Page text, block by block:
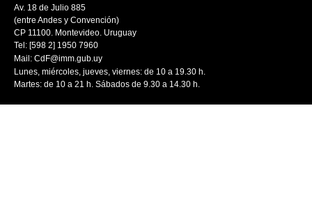
Av. 18 de Julio 885
(entre Andes y Convención)
CP 11100. Montevideo. Uruguay
Tel: [598 2] 1950 7960
Mail: CdF@imm.gub.uy
Lunes, miércoles, jueves, viernes: de 10 a 19.30 h.
Martes: de 10 a 21 h. Sábados de 9.30 a 14.30 h.